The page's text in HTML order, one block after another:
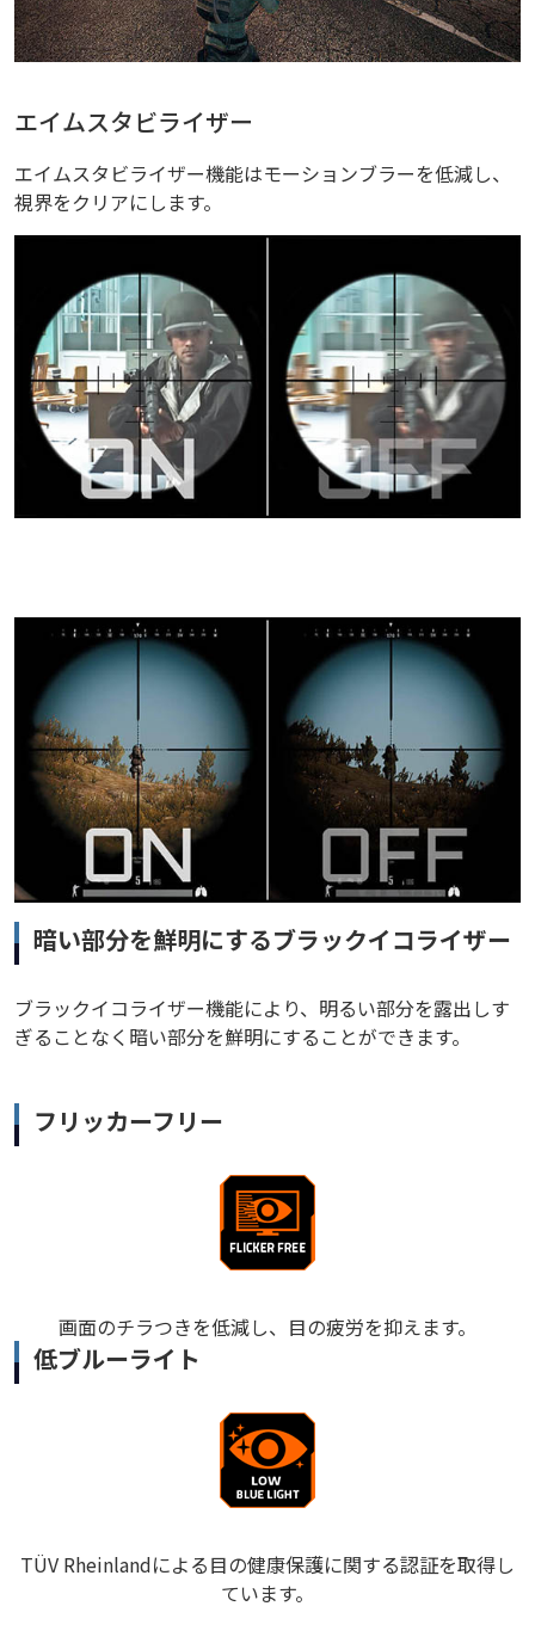
エイムスタビライザー
エイムスタビライザー機能はモーションブラーを低減し、
視界をクリアにします。
暗い部分を鮮明にするブラックイコライザー
ブラックイコライザー機能により、明るい部分を露出しす
ぎることなく暗い部分を鮮明にすることができます。
フリッカーフリー
画面のチラつきを低減し、目の疲労を抑えます。
低ブルーライト
TÜV Rheinlandによる目の健康保護に関する認証を取得し
ています。